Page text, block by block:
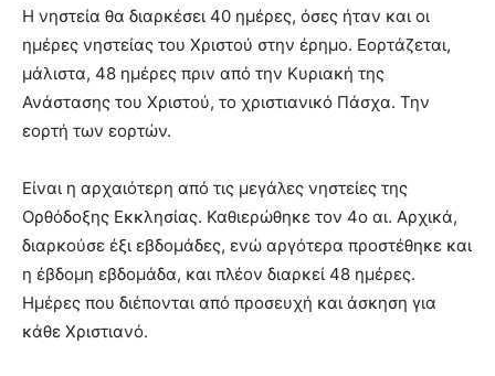
Η νηστεία θα διαρκέσει 40 ημέρες, όσες ήταν και οι
ημέρες νηστείας του Χριστού στην έρημο. Εορτάζεται,
μάλιστα, 48 ημέρες πριν από την Κυριακή της
Ανάστασης του Χριστού, το χριστιανικό Πάσχα. Την
εορτή των εορτών.
Είναι η αρχαιότερη από τις μεγάλες νηστείες της
Ορθόδοξης Εκκλησίας. Καθιερώθηκε τον 4ο αι. Αρχικά,
διαρκούσε έξι εβδομάδες, ενώ αργότερα προστέθηκε και
η έβδομη εβδομάδα, και πλέον διαρκεί 48 ημέρες.
Ημέρες που διέπονται από προσευχή και άσκηση για
κάθε Χριστιανό.